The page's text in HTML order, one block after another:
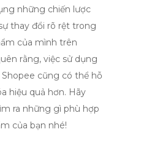
những chiến lược
thay đổi rõ rệt trong
của mình trên
rằng, việc sử dụng
cũng có thể hỗ
hiệu quả hơn. Hãy
ra những gì phù hợp
của bạn nhé!